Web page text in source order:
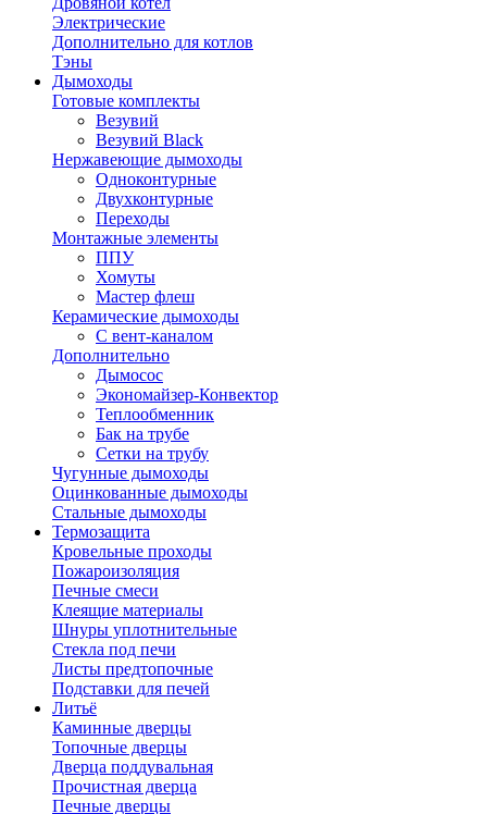
Электрические
Дополнительно для котлов
Тэны
Дымоходы
Готовые комплекты
Везувий
Везувий Black
Нержавеющие дымоходы
Одноконтурные
Двухконтурные
Переходы
Монтажные элементы
ППУ
Хомуты
Мастер флеш
Керамические дымоходы
С вент-каналом
Дополнительно
Дымосос
Экономайзер-Конвектор
Теплообменник
Бак на трубе
Сетки на трубу
Чугунные дымоходы
Оцинкованные дымоходы
Стальные дымоходы
Термозащита
Кровельные проходы
Пожароизоляция
Печные смеси
Клеящие материалы
Шнуры уплотнительные
Стекла под печи
Листы предтопочные
Подставки для печей
Литьё
Каминные дверцы
Топочные дверцы
Дверца поддувальная
Прочистная дверца
Печные дверцы